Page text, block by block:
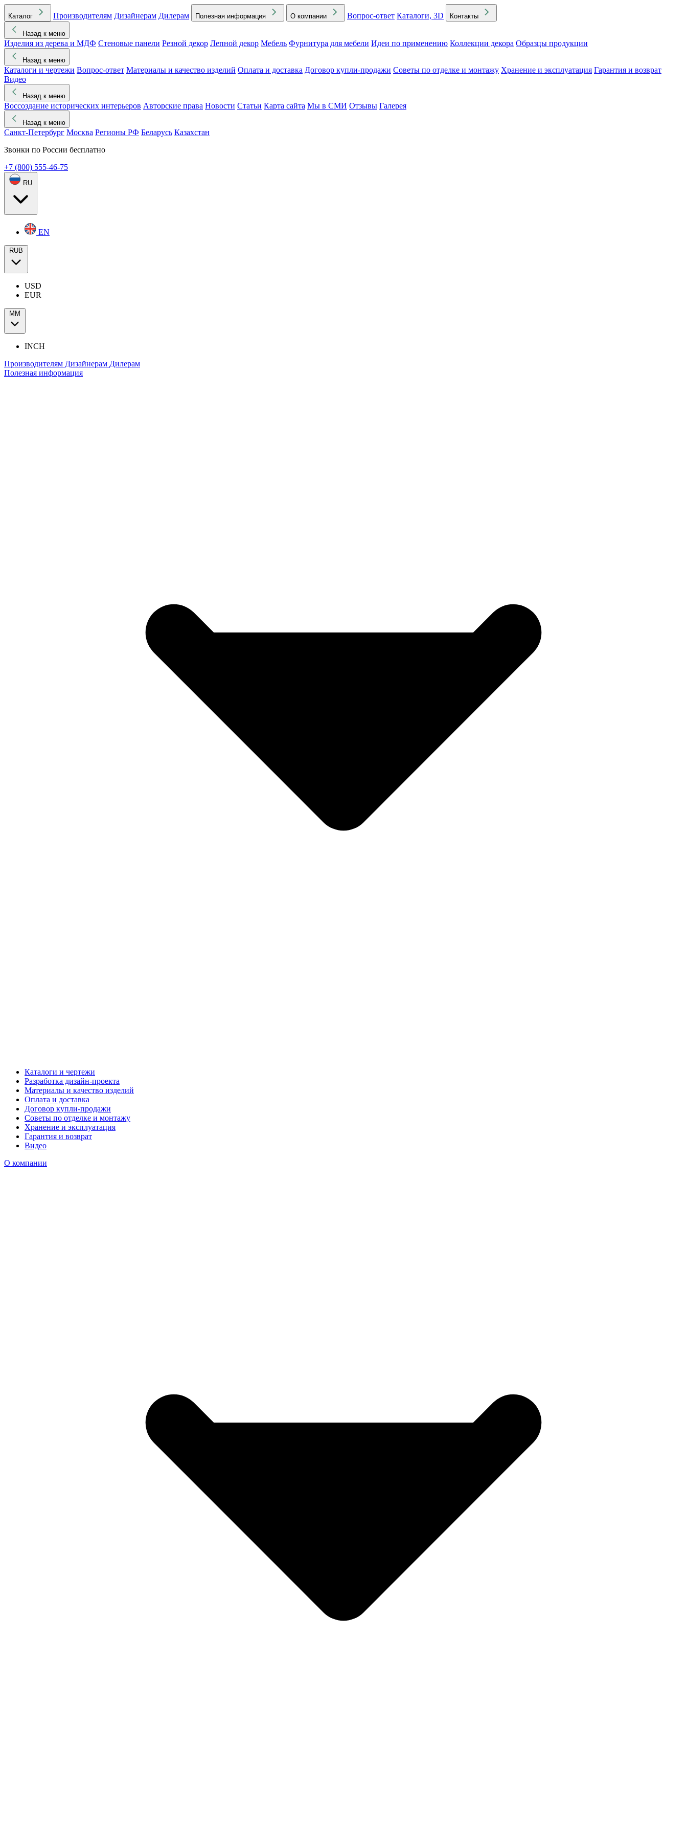
Каталог Производителям Дизайнерам Дилерам Полезная информация О компании Вопрос-ответ Каталоги, 3D Контакты
Назад к меню
Изделия из дерева и МДФ Стеновые панели Резной декор Лепной декор Мебель Фурнитура для мебели Идеи по применению Коллекции декора Образцы продукции
Назад к меню
Каталоги и чертежи Вопрос-ответ Материалы и качество изделий Оплата и доставка Договор купли-продажи Советы по отделке и монтажу Хранение и эксплуатация Гарантия и возврат
Видео
Назад к меню
Воссоздание исторических интерьеров Авторские права Новости Статьи Карта сайта Мы в СМИ Отзывы Галерея
Назад к меню
Санкт-Петербург Москва Регионы РФ Беларусь Казахстан
Звонки по России бесплатно
+7 (800) 555-46-75
RU
EN
RUB
USD
EUR
ММ
INCH
Производителям Дизайнерам Дилерам
Полезная информация
Каталоги и чертежи
Разработка дизайн-проекта
Материалы и качество изделий
Оплата и доставка
Договор купли-продажи
Советы по отделке и монтажу
Хранение и эксплуатация
Гарантия и возврат
Видео
О компании